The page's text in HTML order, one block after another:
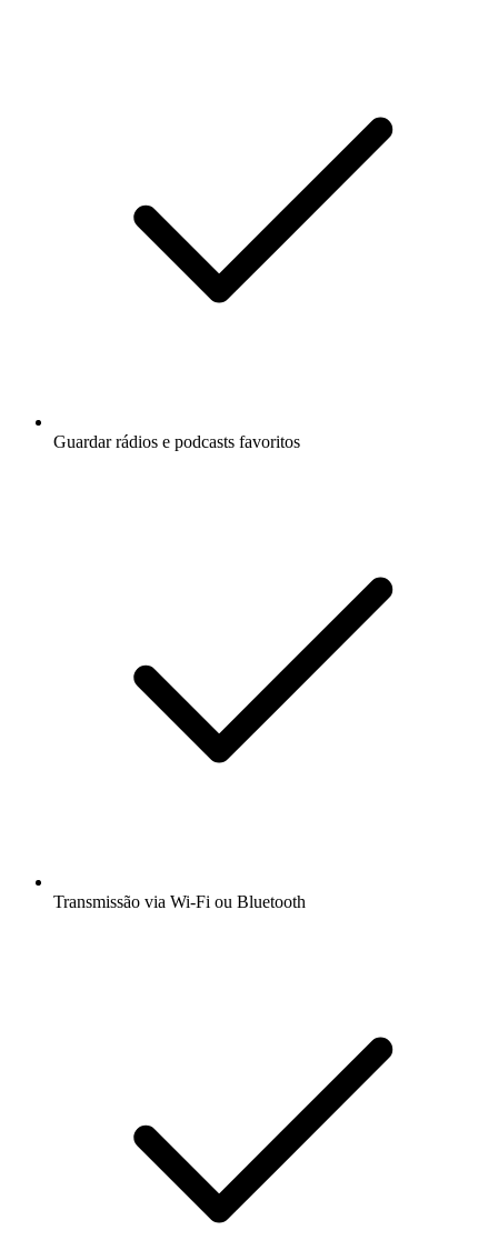
Guardar rádios e podcasts favoritos
Transmissão via Wi-Fi ou Bluetooth